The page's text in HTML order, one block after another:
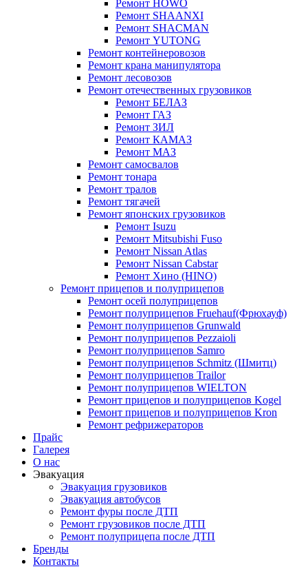
Ремонт HOWO
Ремонт SHAANXI
Ремонт SHACMAN
Ремонт YUTONG
Ремонт контейнеровозов
Ремонт крана манипулятора
Ремонт лесовозов
Ремонт отечественных грузовиков
Ремонт БЕЛАЗ
Ремонт ГАЗ
Ремонт ЗИЛ
Ремонт КАМАЗ
Ремонт МАЗ
Ремонт самосвалов
Ремонт тонара
Ремонт тралов
Ремонт тягачей
Ремонт японских грузовиков
Ремонт Isuzu
Ремонт Mitsubishi Fuso
Ремонт Nissan Atlas
Ремонт Nissan Cabstar
Ремонт Хино (HINO)
Ремонт прицепов и полуприцепов
Ремонт осей полуприцепов
Ремонт полуприцепов Fruehauf(Фрюхауф)
Ремонт полуприцепов Grunwald
Ремонт полуприцепов Pezzaioli
Ремонт полуприцепов Samro
Ремонт полуприцепов Schmitz (Шмитц)
Ремонт полуприцепов Trailor
Ремонт полуприцепов WIELTON
Ремонт прицепов и полуприцепов Kogel
Ремонт прицепов и полуприцепов Kron
Ремонт рефрижераторов
Прайс
Галерея
О нас
Эвакуация
Эвакуация грузовиков
Эвакуация автобусов
Ремонт фуры после ДТП
Ремонт грузовиков после ДТП
Ремонт полуприцепа после ДТП
Бренды
Контакты